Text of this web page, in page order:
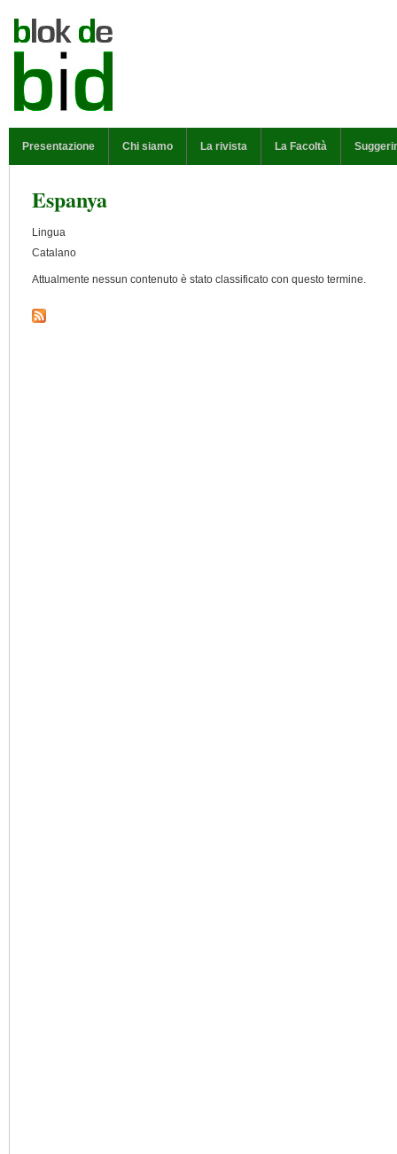
Presentazione Chi siamo La rivista La Facoltà
Espanya
Lingua
Catalano
Attualmente nessun contenuto è stato classificato con questo termine.